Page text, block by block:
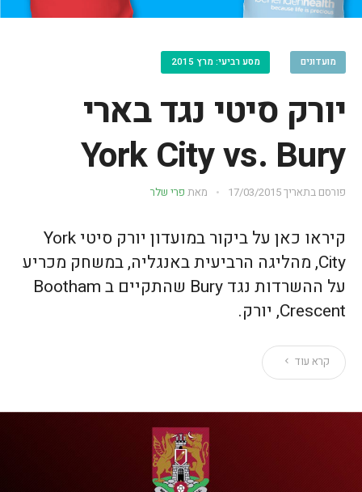
מועדונים מסע רביעי: מרץ 2015
יורק סיטי נגד בארי
York City vs. Bury
פורסם בתאריך17/03/2015 מאת פרי שלר
קיראו כאן על ביקור במועדון יורק סיטי York
City, מהליגה הרביעית באנגליה, במשחק מכריע
על ההשרדות נגד Bury שהתקיים ב Bootham
Crescent, יורק.
קרא עוד